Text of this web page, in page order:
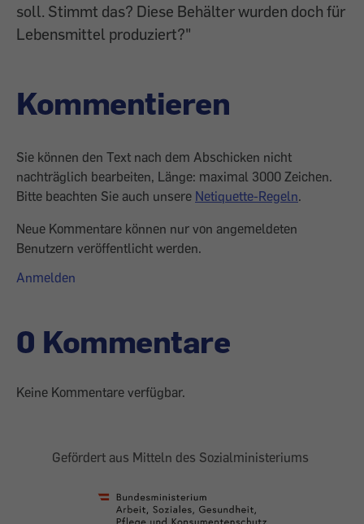
soll. Stimmt das? Diese Behälter wurden doch für
Lebensmittel produziert?"
Kommentieren
Sie können den Text nach dem Abschicken nicht
nachträglich bearbeiten, Länge: maximal 3000 Zeichen.
Bitte beachten Sie auch unsere Netiquette-Regeln.
Neue Kommentare können nur von angemeldeten
Benutzern veröffentlicht werden.
Anmelden
0 Kommentare
Keine Kommentare verfügbar.
Gefördert aus Mitteln des Sozialministeriums